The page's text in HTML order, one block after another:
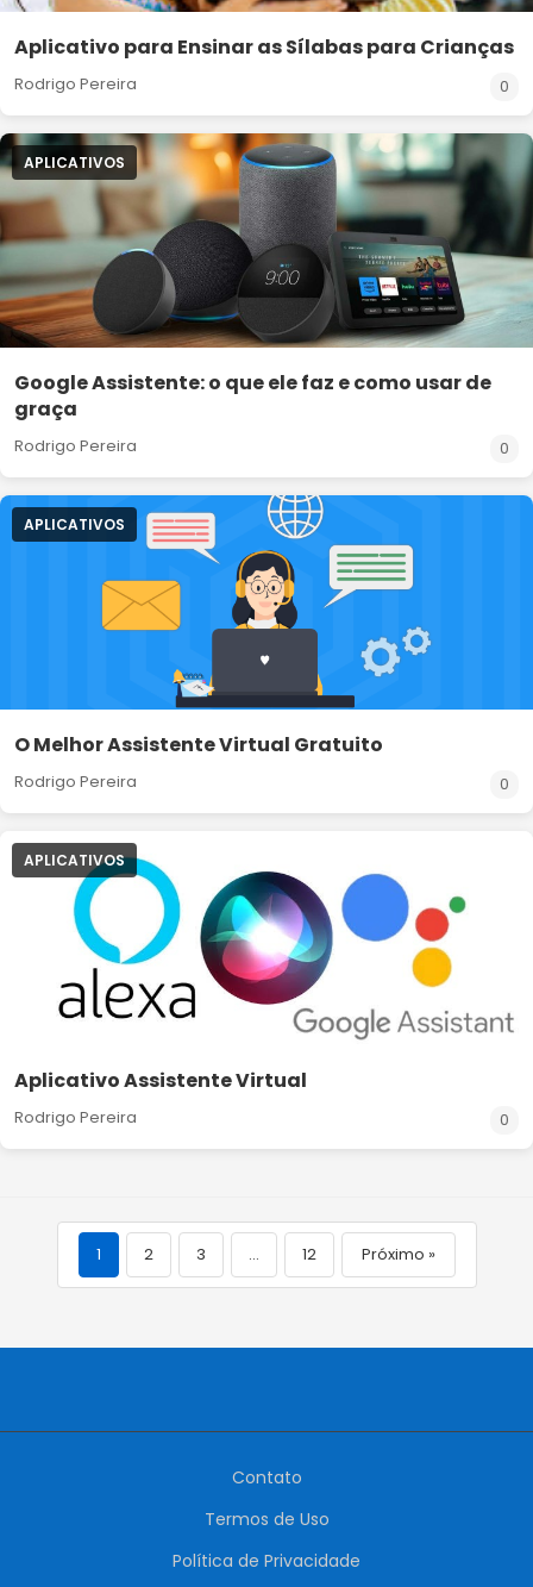
Aplicativo para Ensinar as Sílabas para Crianças
Rodrigo Pereira 0
APLICATIVOS
Google Assistente: o que ele faz e como usar de
graça
Rodrigo Pereira 0
APLICATIVOS
O Melhor Assistente Virtual Gratuito
Rodrigo Pereira 0
APLICATIVOS
Aplicativo Assistente Virtual
Rodrigo Pereira 0
1 2 3 … 12 Próximo »
Contato
Termos de Uso
Política de Privacidade